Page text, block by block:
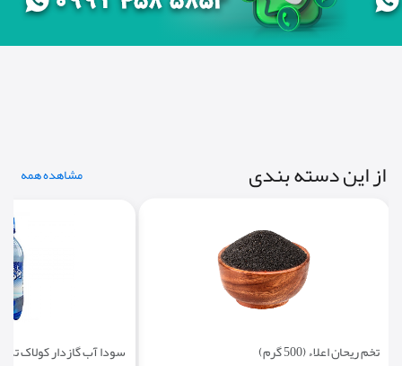
از این دسته بندی مشاهده همه
تخم ریحان اعلاء (500 گرم)
سودا آب گازدار کولاک تکنفره